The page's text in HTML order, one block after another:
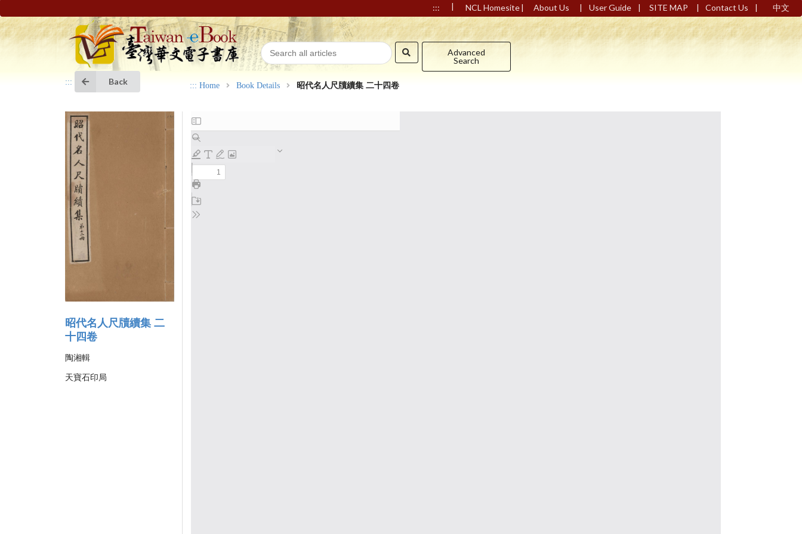
::: | NCL Homesite| About Us | User Guide | SITE MAP | Contact Us | 中文
Advanced
Search
::: Back ::: Home Book Details 昭代名人尺牘續集 二十四卷
昭代名人尺牘續集 二
十四卷
陶湘輯
天寶石印局